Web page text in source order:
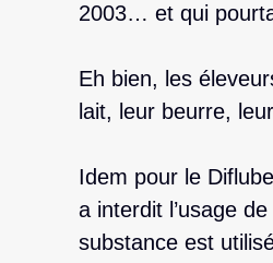
2003… et qui
Eh bien, les
lait, leur beurre,
Idem pour le
a interdit l’usage
substance est